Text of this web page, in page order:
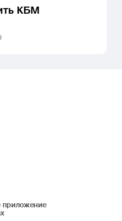
КБМ
приложение